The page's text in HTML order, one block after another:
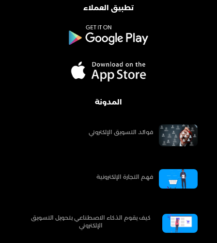
تطبيق العملاء
المدونة
فوائد التسويق الإلكتروني
فهم التجارة الإلكترونية
كيف يقوم الذكاء الاصطناعي بتحويل التسويق
الإلكتروني